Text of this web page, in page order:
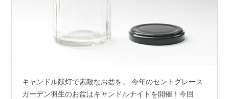
キャンドル献灯で素敵なお盆を。 今年のセントグレース
ガーデン羽生のお盆はキャンドルナイトを開催！今回